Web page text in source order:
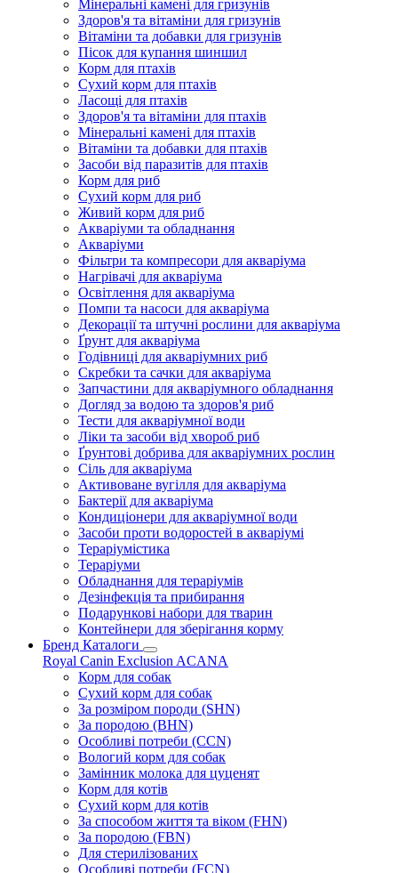
Мінеральні камені для гризунів
Здоров'я та вітаміни для гризунів
Вітаміни та добавки для гризунів
Пісок для купання шиншил
Корм для птахів
Сухий корм для птахів
Ласощі для птахів
Здоров'я та вітаміни для птахів
Мінеральні камені для птахів
Вітаміни та добавки для птахів
Засоби від паразитів для птахів
Корм для риб
Сухий корм для риб
Живий корм для риб
Акваріуми та обладнання
Акваріуми
Фільтри та компресори для акваріума
Нагрівачі для акваріума
Освітлення для акваріума
Помпи та насоси для акваріума
Декорації та штучні рослини для акваріума
Ґрунт для акваріума
Годівниці для акваріумних риб
Скребки та сачки для акваріума
Запчастини для акваріумного обладнання
Догляд за водою та здоров'я риб
Тести для акваріумної води
Ліки та засоби від хвороб риб
Ґрунтові добрива для акваріумних рослин
Сіль для акваріума
Активоване вугілля для акваріума
Бактерії для акваріума
Кондиціонери для акваріумної води
Засоби проти водоростей в акваріумі
Тераріумістика
Тераріуми
Обладнання для тераріумів
Дезінфекція та прибирання
Подарункові набори для тварин
Контейнери для зберігання корму
Бренд Каталоги
Royal Canin Exclusion ACANA
Корм для собак
Сухий корм для собак
За розміром породи (SHN)
За породою (BHN)
Особливі потреби (CCN)
Вологий корм для собак
Замінник молока для цуценят
Корм для котів
Сухий корм для котів
За способом життя та віком (FHN)
За породою (FBN)
Для стерилізованих
Особливі потреби (FCN)